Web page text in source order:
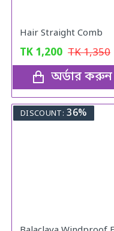
Hair Straight Comb
TK 1,200 TK1,350
অর্ডার করুন
DISCOUNT: 36%